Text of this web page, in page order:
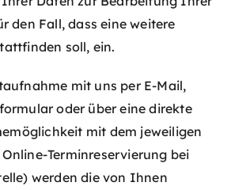
den Fall, dass eine weitere
soll, ein.
mit uns per E-Mail,
oder über eine direkte
mit dem jeweiligen
Terminreservierung bei
werden die von Ihnen